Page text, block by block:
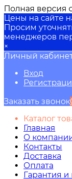
Полная версия
Цены на сайте
Просим
менеджеров
×
Личный
Вход
Заказать звонок
Каталог
Главная
О
Контакты
Доставка
Оплата
Гарантия и